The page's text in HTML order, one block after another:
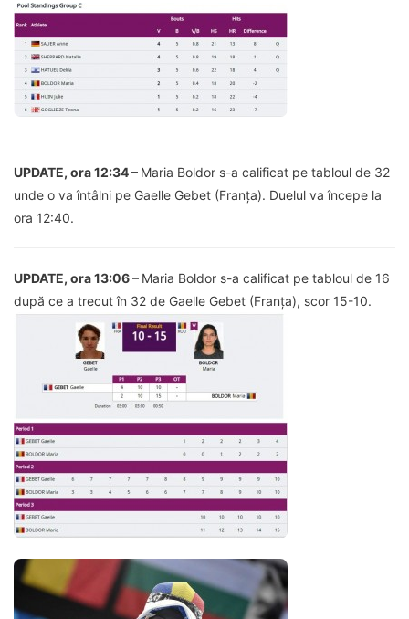
UPDATE, ora 12:34 – Maria Boldor s-a calificat pe tabloul de 32
unde o va întâlni pe Gaelle Gebet (Franța). Duelul va începe la
ora 12:40.
UPDATE, ora 13:06 – Maria Boldor s-a calificat pe tabloul de 16
după ce a trecut în 32 de Gaelle Gebet (Franța), scor 15-10.